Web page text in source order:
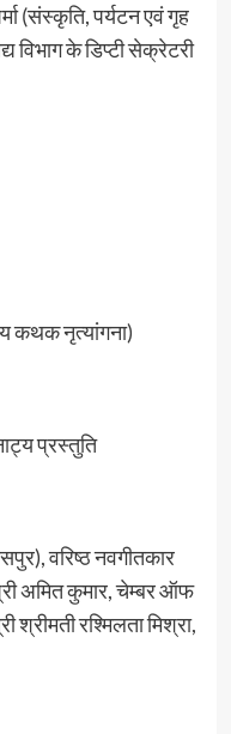
(संस्कृति, पर्यटन एवं गृह
विभाग के डिप्टी सेक्रेटरी
कथक नृत्यांगना)
प्रस्तुति
वरिष्ठ नवगीतकार
अमित कुमार, चेम्बर ऑफ
रश्मिलता मिश्रा,